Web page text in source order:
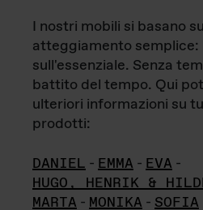
I nostri mobili si basano
atteggiamento semplice:
sull'essenziale. Senza
battito del tempo. Qui
ulteriori informazioni su
prodotti:
DANIEL - EMMA - EVA -
HUGO, HENRIK &
MARTA - MONIKA - SOFIA